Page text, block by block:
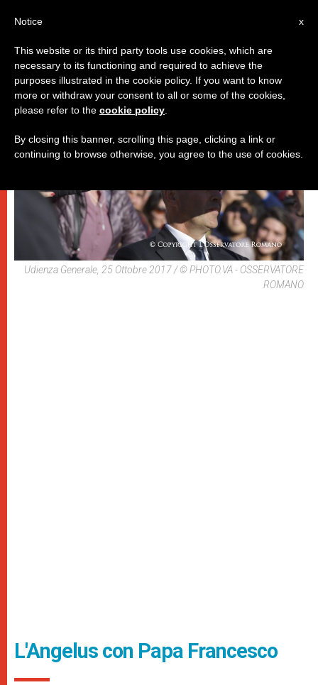
PAPI
Udienza Generale, 25 Ottobre 2017 / © PHOTO.VA - OSSERVATORE
ROMANO
L'Angelus con Papa Francesco
x
Notice
This website or its third party tools use cookies, which are
necessary to its functioning and required to achieve the
purposes illustrated in the cookie policy. If you want to know
more or withdraw your consent to all or some of the cookies,
please refer to the cookie policy
By closing this banner, scrolling this page, clicking a link or
continuing to browse otherwise, you agree to the use of cookies.